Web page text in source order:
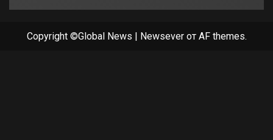
Copyright ©Global News | Newseverот AF themes.